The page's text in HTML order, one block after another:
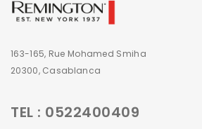
163-165, Rue Mohamed Smiha
20300, Casablanca
TEL : 0522400409